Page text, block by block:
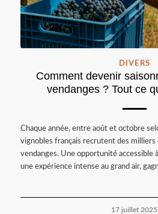
DIVERS
Comment devenir
vendanges ? Tout ce
Chaque année, entre août et octobre
vignobles français recrutent des milliers
vendanges. Une opportunité accessible
une expérience intense au grand air,
17 juillet 2025